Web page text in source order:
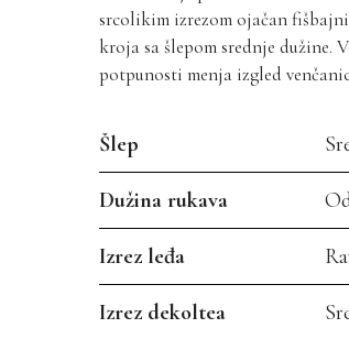
srcolikim izrezom ojačan
kroja sa šlepom srednje dužine.
potpunosti menja izgled
Šlep
Dužina rukava
Izrez leđa
Izrez dekoltea